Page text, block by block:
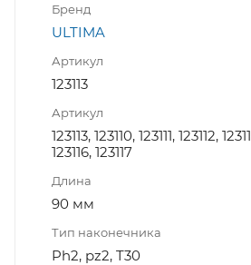
Бренд
ULTIMA
Артикул
123113
Артикул
123113, 123110, 123111, 123112,
123116, 123117
Длина
90 мм
Тип наконечника
Ph2, pz2, T30